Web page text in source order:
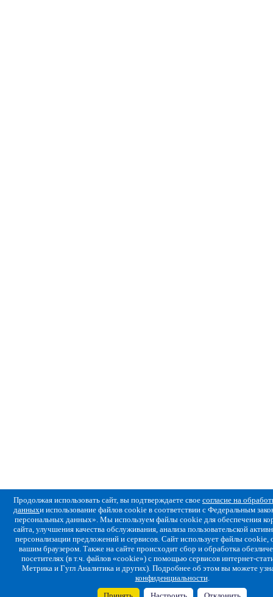
Продолжая использовать сайт, вы подтверждаете свое согласие на
данныхи использование файлов cookie в соответствии с Федеральным
персональных данных». Мы используем файлы cookie для обеспечения
сайта, улучшения качества обслуживания, анализа пользовательской
персонализации предложений и сервисов. Сайт использует файлы cookie,
вашим браузером. Также на сайте происходит сбор и обработка
посетителях (в т.ч. файлов «cookie») с помощью сервисов интернет-
Метрика и Гугл Аналитика и других). Подробнее об этом вы можете
конфиденциальности.